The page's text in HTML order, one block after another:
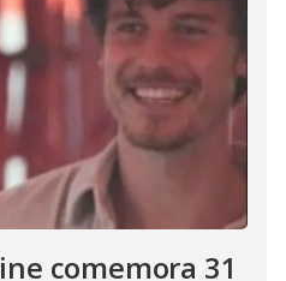
comemora 31